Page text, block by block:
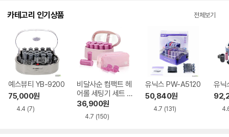
카테고리 인기상품 전체보기
예스뷰티 YB-9200
75,000원
4.4 (7)
비달사순 컴팩트 헤
어롤 세팅기 세트 V
SHS10BK
36,900원
4.7 (150)
유닉스 PW-A5120
50,840원
4.7 (131)
유